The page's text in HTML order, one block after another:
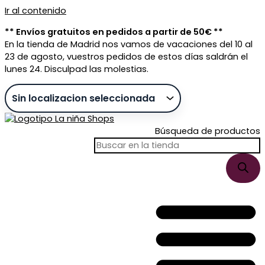
Ir al contenido
** Envíos gratuitos en pedidos a partir de 50€ **
En la tienda de Madrid nos vamos de vacaciones del 10 al
23 de agosto, vuestros pedidos de estos días saldrán el
lunes 24. Disculpad las molestias.
Búsqueda de productos